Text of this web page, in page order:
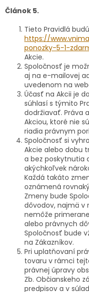
Článok 5.
Tieto Pravidlá
https://
ponozky-5-1-
Akcie.
Spoločnosť je
aj na e-mailovej
uvedenom na
Účasť na Akcii je
súhlasí s týmito
dodržiavať. Práva
Akciou, ktoré nie
riadia právnym
Spoločnosť si
Akcie alebo dobu
a bez poskytnutia
akýchkoľvek
Každá takáto
oznámená
Zmeny bude
dôvodov, najmä v
nemôže
alebo právnych
Spoločnosť bude
na Zákazníkov.
Pri uplatňovaní
tovaru v rámci
právnej úpravy
Zb. Občianskeho
predpisov a v